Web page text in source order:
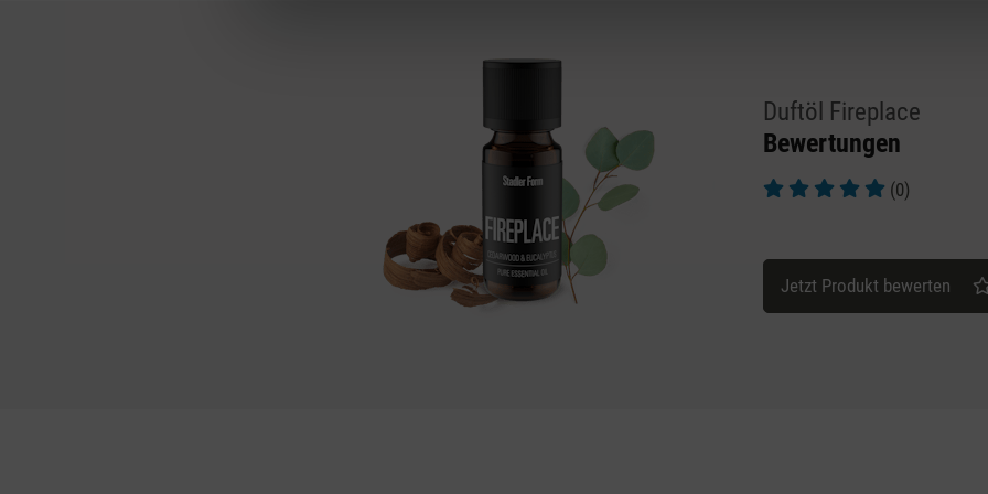
Duftöl Fireplace
Bewertungen
(0)
Jetzt Produkt bewerten